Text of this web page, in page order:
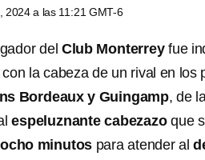
2024 a las 11:21 GMT-6
del Club Monterreyfue
la cabeza de un rival en los
Bordeaux y Guingamp, de
espeluznante cabezazoque
ocho minutos para atender al